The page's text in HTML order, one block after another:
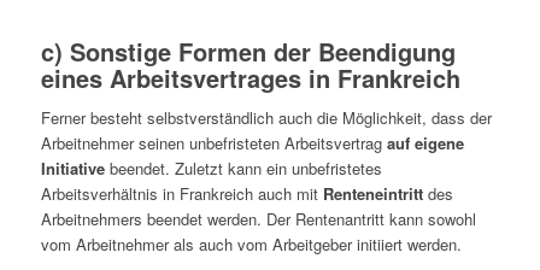
c) Sonstige Formen der Beendigung
eines Arbeitsvertrages in Frankreich
Ferner besteht selbstverständlich auch die Möglichkeit, dass der
Arbeitnehmer seinen unbefristeten Arbeitsvertrag auf eigene
Initiativebeendet. Zuletzt kann ein unbefristetes
Arbeitsverhältnis in Frankreich auch mit Renteneintrittdes
Arbeitnehmers beendet werden. Der Rentenantritt kann sowohl
vom Arbeitnehmer als auch vom Arbeitgeber initiiert werden.